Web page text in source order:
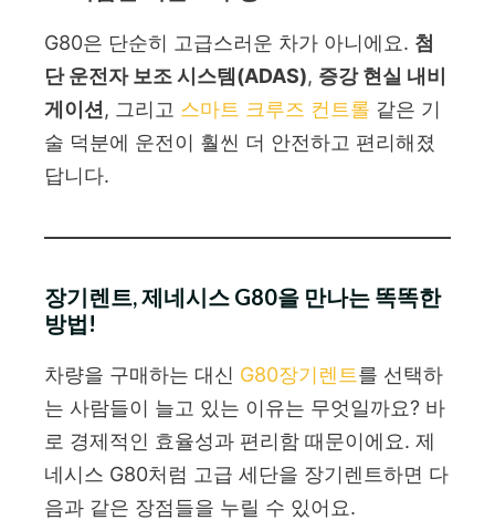
G80은 단순히 고급스러운 차가 아니에요. 첨
단 운전자 보조 시스템(ADAS), 증강 현실 내비
게이션, 그리고 스마트 크루즈 컨트롤 같은 기
술 덕분에 운전이 훨씬 더 안전하고 편리해졌
답니다.
장기렌트, 제네시스 G80을 만나는 똑똑한
방법!
차량을 구매하는 대신 G80장기렌트를 선택하
는 사람들이 늘고 있는 이유는 무엇일까요? 바
로 경제적인 효율성과 편리함 때문이에요. 제
네시스 G80처럼 고급 세단을 장기렌트하면 다
음과 같은 장점들을 누릴 수 있어요.